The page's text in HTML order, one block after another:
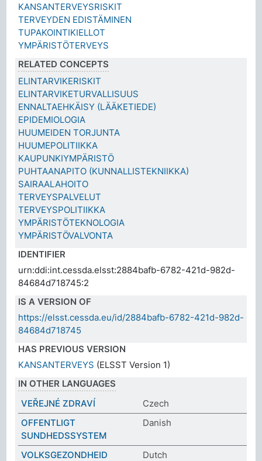
KANSANTERVEYSRISKIT
TERVEYDEN EDISTÄMINEN
TUPAKOINTIKIELLOT
YMPÄRISTÖTERVEYS
RELATED CONCEPTS
ELINTARVIKERISKIT
ELINTARVIKETURVALLISUUS
ENNALTAEHKÄISY (LÄÄKETIEDE)
EPIDEMIOLOGIA
HUUMEIDEN TORJUNTA
HUUMEPOLITIIKKA
KAUPUNKIYMPÄRISTÖ
PUHTAANAPITO (KUNNALLISTEKNIIKKA)
SAIRAALAHOITO
TERVEYSPALVELUT
TERVEYSPOLITIIKKA
YMPÄRISTÖTEKNOLOGIA
YMPÄRISTÖVALVONTA
IDENTIFIER
urn:ddi:int.cessda.elsst:2884bafb-6782-421d-982d-
84684d718745:2
IS A VERSION OF
https://elsst.cessda.eu/id/2884bafb-6782-421d-982d-
84684d718745
HAS PREVIOUS VERSION
KANSANTERVEYS (ELSST Version 1)
IN OTHER LANGUAGES
VEŘEJNÉ ZDRAVÍ
Czech
OFFENTLIGT
SUNDHEDSSYSTEM
Danish
VOLKSGEZONDHEID
Dutch